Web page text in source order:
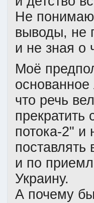
Не
выводы, не
и не зная о
Моё
что речь
прекратить
потока-2" и
поставлять
и по
Украину.
А почему